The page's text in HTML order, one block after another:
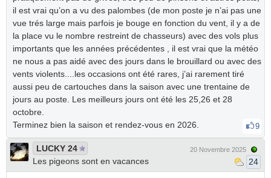
il est vrai qu’on a vu des palombes (de mon poste je n’ai pas une
vue trés large mais parfois je bouge en fonction du vent, il y a de
la place vu le nombre restreint de chasseurs) avec des vols plus
importants que les années précédentes , il est vrai que la météo
ne nous a pas aidé avec des jours dans le brouillard ou avec des
vents violents....les occasions ont été rares, j’ai rarement tiré
aussi peu de cartouches dans la saison avec une trentaine de
jours au poste. Les meilleurs jours ont été les 25,26 et 28
octobre.
Terminez bien la saison et rendez-vous en 2026.
9
LUCKY 24
Les pigeons sont en vacances
20 Novembre 2025
24